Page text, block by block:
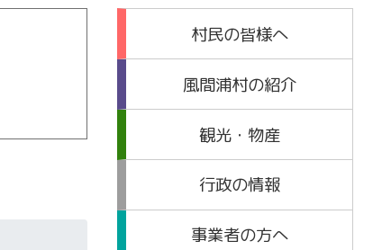
村民の皆様へ
風間浦村の紹介
観光・物産
行政の情報
事業者の方へ